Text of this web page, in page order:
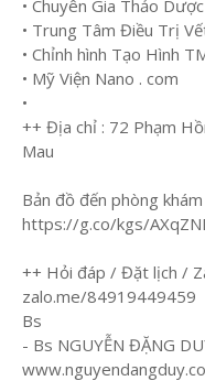
• Chuyên Gia Thảo
• Trung Tâm Điều Trị
• Chỉnh hình Tạo Hình
• Mỹ Viện Nano . com
•
++ Địa chỉ : 72 Phạm
Mau
Bản đồ đến phòng khám
https://g.co/kgs/
++ Hỏi đáp / Đặt lịch /
zalo.me/84919449459
Bs
- Bs NGUYỄN ĐẶNG